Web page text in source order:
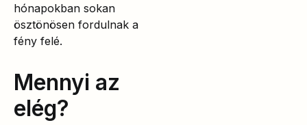
hónapokban sokan
ösztönösen fordulnak a
fény felé.
Mennyi az
elég?